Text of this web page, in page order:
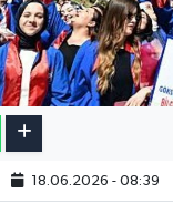
18.06.2026 - 08:39